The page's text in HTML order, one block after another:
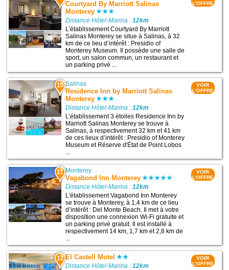
Courtyard By Marriott Salinas
Monterey
Distance Hôtel-Marina :12km
L’établissement Courtyard By Marriott
Salinas Monterey se situe à Salinas, à 32
km de ce lieu d’intérêt : Presidio of
Monterey Museum. Il possède une salle de
sport, un salon commun, un restaurant et
un parking privé ...
L'OFFRE
10 Salinas
Residence Inn by Marriott Salinas
Monterey
Distance Hôtel-Marina :12km
L’établissement 3 étoiles Residence Inn by
Marriott Salinas Monterey se trouve à
Salinas, à respectivement 32 km et 41 km
de ces lieux d’intérêt : Presidio of Monterey
Museum et Réserve d'État de Point Lobos
VOIR
L'OFFRE
11 Monterey
Vagabond Inn Monterey
Distance Hôtel-Marina :12km
L’établissement Vagabond Inn Monterey
se trouve à Monterey, à 1,4 km de ce lieu
d’intérêt : Del Monte Beach. Il met à votre
disposition une connexion Wi-Fi gratuite et
un parking privé gratuit. Il est installé à
respectivement 14 km, 1,7 km et 2,8 km de
VOIR
L'OFFRE
12 El Castell Motel
Distance Hôtel-Marina :12km
VOIR
L'OFFRE